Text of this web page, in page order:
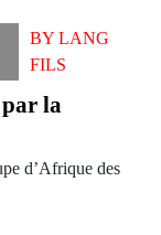
BY LANG
FILS
la
d’Afrique des